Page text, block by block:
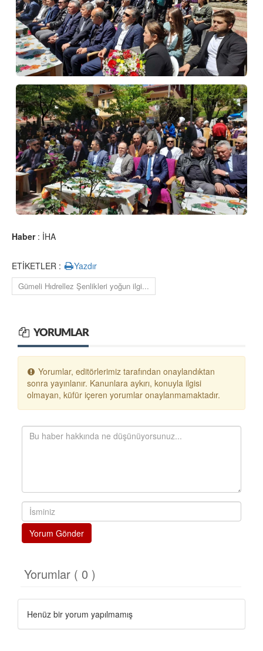
Haber: İHA
ETİKETLER : Yazdır
Gümeli Hıdrellez Şenlikleri yoğun ilgi...
YORUMLAR
Yorumlar, editörlerimiz tarafından onaylandıktan
sonra yayınlanır. Kanunlara aykırı, konuyla ilgisi
olmayan, küfür içeren yorumlar onaylanmamaktadır.
Yorum Gönder
Yorumlar ( 0 )
Henüz bir yorum yapılmamış